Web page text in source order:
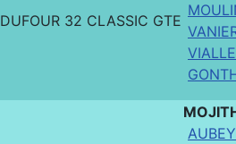
DUFOUR 32 CLASSIC GTE